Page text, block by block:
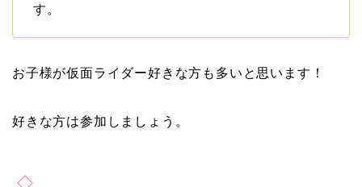
す。
お子様が仮面ライダー好きな方も多いと思います！
好きな方は参加しましょう。